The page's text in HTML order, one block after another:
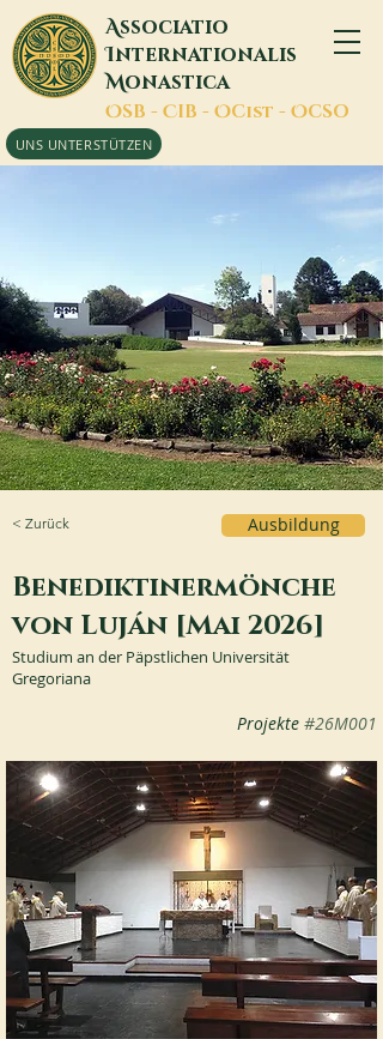
Associatio
Internationalis
Monastica
OSB - CIB - OCist - OCSO
UNS UNTERSTÜTZEN
< Zurück Ausbildung
Benediktinermönche
von Luján [Mai 2026]
Studium an der Päpstlichen Universität
Gregoriana
Projekte #26M001